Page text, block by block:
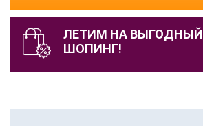
ЛЕТИМ НА ВЫГОДНЫЙ
ШОПИНГ!